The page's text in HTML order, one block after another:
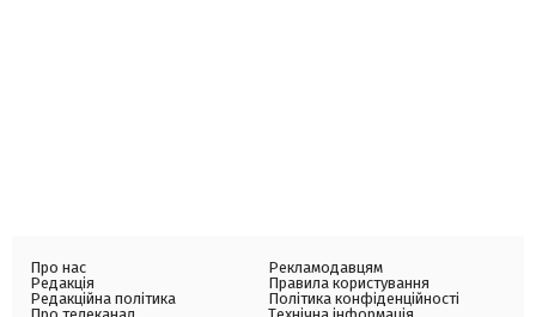
Про нас
Редакція
Редакційна політика
Рекламодавцям
Правила користування
Політика конфіденційності